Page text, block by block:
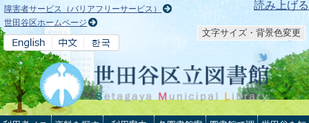
本文へ 読み上げる
障害者サービス（バリアフリーサービス）
世田谷区ホームページ
文字サイズ・背景色変更